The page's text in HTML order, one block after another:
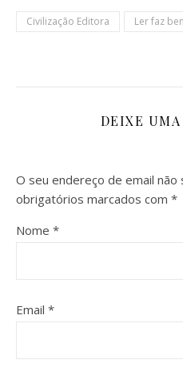
Civilização Editora Ler faz
DEIXE UMA
O seu endereço de email não
obrigatórios marcados com *
Nome *
Email *